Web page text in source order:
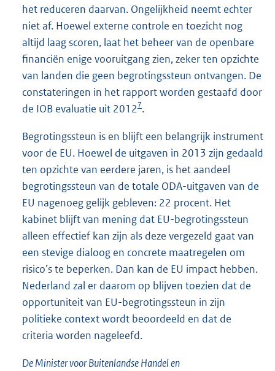
het reduceren daarvan. Ongelijkheid neemt echter
niet af. Hoewel externe controle en toezicht nog
altijd laag scoren, laat het beheer van de openbare
financiën enige vooruitgang zien, zeker ten opzichte
van landen die geen begrotingssteun ontvangen. De
constateringen in het rapport worden gestaafd door
de IOB evaluatie uit 20127.
Begrotingssteun is en blijft een belangrijk instrument
voor de EU. Hoewel de uitgaven in 2013 zijn gedaald
ten opzichte van eerdere jaren, is het aandeel
begrotingssteun van de totale ODA-uitgaven van de
EU nagenoeg gelijk gebleven: 22 procent. Het
kabinet blijft van mening dat EU-begrotingssteun
alleen effectief kan zijn als deze vergezeld gaat van
een stevige dialoog en concrete maatregelen om
risico’s te beperken. Dan kan de EU impact hebben.
Nederland zal er daarom op blijven toezien dat de
opportuniteit van EU-begrotingssteun in zijn
politieke context wordt beoordeeld en dat de
criteria worden nageleefd.
De Minister voor Buitenlandse Handel en